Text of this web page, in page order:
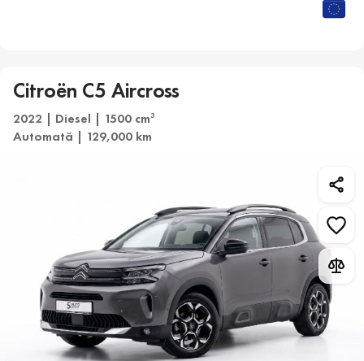
Citroën C5 Aircross
2022 | Diesel | 1500 cm3
Automată | 129,000 km